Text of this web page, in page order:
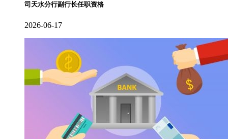
司天水分行副行长任职资格
2026-06-17